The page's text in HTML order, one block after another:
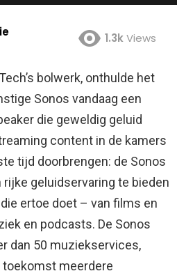
1.3kViews
bolwerk, onthulde het
Sonos vandaag een
die geweldig geluid
content in de kamers
tijd doorbrengen: de Sonos
rijke geluidservaring te bieden
ertoe doet – van films en
en podcasts. De Sonos
dan 50 muziekservices,
toekomst meerdere